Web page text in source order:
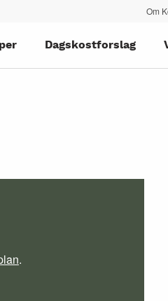
Om
Dagskostforslag
.